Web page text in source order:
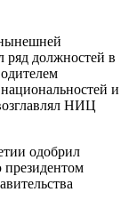
ряд должностей в
и
НИЦ
одобрил
президентом